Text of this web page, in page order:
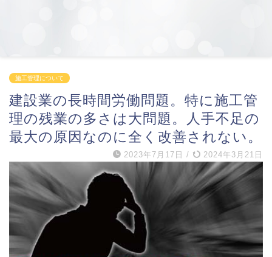
施工管理について
建設業の長時間労働問題。特に施工管
理の残業の多さは大問題。人手不足の
最大の原因なのに全く改善されない。
2023年7月17日 / 2024年3月21日